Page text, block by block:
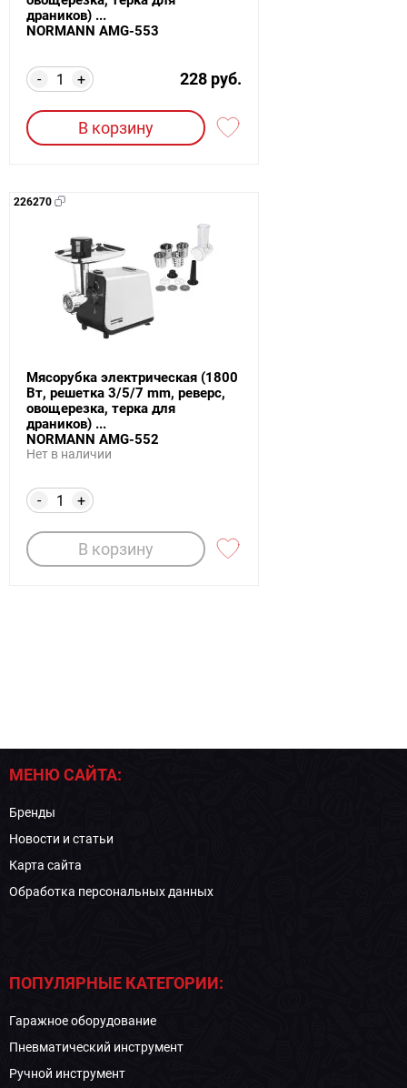
драников) ...
NORMANN AMG-553
+
- 228 руб.
В корзину
226270
Мясорубка электрическая (1800
Вт, решетка 3/5/7 mm, реверс,
овощерезка, терка для
драников) ...
NORMANN AMG-552
Нет в наличии
+
-
В корзину
МЕНЮ САЙТА:
Бренды
Новости и статьи
Карта сайта
Обработка персональных данных
ПОПУЛЯРНЫЕ КАТЕГОРИИ:
Гаражное оборудование
Пневматический инструмент
Ручной инструмент